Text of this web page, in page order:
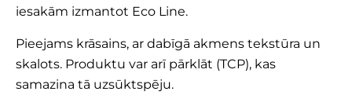
iesakām izmantot Eco Line.
Pieejams krāsains, ar dabīgā akmens tekstūra un
skalots. Produktu var arī pārklāt (TCP), kas
samazina tā uzsūktspēju.